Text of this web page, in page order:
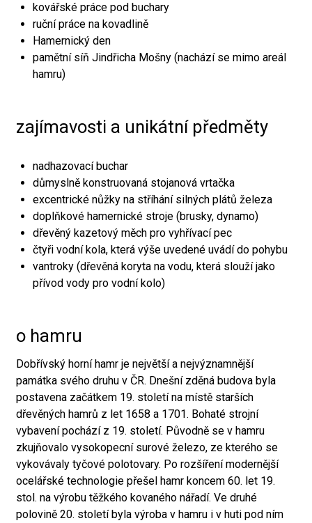
kovářské práce pod buchary
ruční práce na kovadlině
Hamernický den
pamětní síň Jindřicha Mošny (nachází se mimo areál
hamru)
zajímavosti a unikátní předměty
nadhazovací buchar
důmyslně konstruovaná stojanová vrtačka
excentrické nůžky na stříhání silných plátů železa
doplňkové hamernické stroje (brusky, dynamo)
dřevěný kazetový měch pro vyhřívací pec
čtyři vodní kola, která výše uvedené uvádí do pohybu
vantroky (dřevěná koryta na vodu, která slouží jako
přívod vody pro vodní kolo)
o hamru
Dobřívský horní hamr je největší a nejvýznamnější
památka svého druhu v ČR. Dnešní zděná budova byla
postavena začátkem 19. století na místě starších
dřevěných hamrů z let 1658 a 1701. Bohaté strojní
vybavení pochází z 19. století. Původně se v hamru
zkujňovalo vysokopecní surové železo, ze kterého se
vykovávaly tyčové polotovary. Po rozšíření modernější
ocelářské technologie přešel hamr koncem 60. let 19.
stol. na výrobu těžkého kovaného nářadí. Ve druhé
polovině 20. století byla výroba v hamru i v huti pod ním